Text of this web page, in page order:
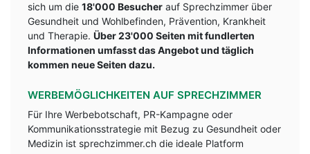
sich um die 18'000 Besucher auf Sprechzimmer über
Gesundheit und Wohlbefinden, Prävention, Krankheit
und Therapie. Über 23'000 Seiten mit fundlerten
Informationen umfasst das Angebot und täglich
kommen neue Seiten dazu.
WERBEMÖGLICHKEITEN AUF SPRECHZIMMER
Für Ihre Werbebotschaft, PR-Kampagne oder
Kommunikationsstrategie mit Bezug zu Gesundheit oder
Medizin ist sprechzimmer.ch die ideale Platform